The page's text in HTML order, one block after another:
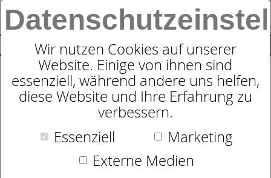
Wir nutzen Cookies auf unserer
Website. Einige von ihnen sind
essenziell, während andere uns helfen,
diese Website und Ihre Erfahrung zu
verbessern.
Essenziell
Marketing
Externe Medien
SUCHE
0
Cawö Bademantel 2359 -
Leichtvelours mit bunter
Bordüre